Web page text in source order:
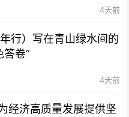
4天前
年行）写在青山绿水间的
答卷”
4天前
经济高质量发展提供坚